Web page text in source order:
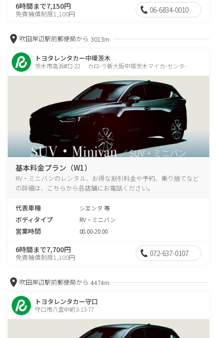
6時間まで7,150円
免責補償制度1,100円 06-6834-0010
吹田岸辺駅前郵便局から 3013m
トヨタレンタカー中環茨木
茨木市高浜町2-22 カロ-ラ新大阪中環茨木マイカ-センタ-
基本料金プラン（W1）
RV・ミニバンのレンタル、お得な割引料金や予約、乗り捨てなど
の詳細は、こちらから各店舗にお電話ください。
代表車種 シエンタ 等
ボディタイプ RV・ミニバン
営業時間 08:00-20:00
6時間まで7,700円
免責補償制度1,100円 072-637-0107
吹田岸辺駅前郵便局から 4474m
トヨタレンタカー守口
守口市八雲中町3-13-77